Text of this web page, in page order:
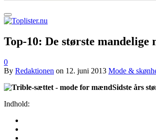
Top-10: De største mandelige
0
By Redaktionen on 12. juni 2013 Mode &
Sidste års
Indhold: